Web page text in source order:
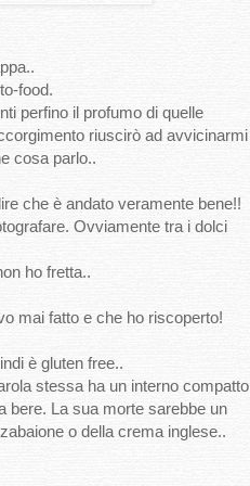
food.
perfino il profumo di quelle
riuscirò ad avvicinarmi
cosa parlo..
che è andato veramente bene!!
Ovviamente tra i dolci
ho fretta..
mai fatto e che ho riscoperto!
è gluten free..
stessa ha un interno compatto
bere. La sua morte sarebbe un
o della crema inglese..